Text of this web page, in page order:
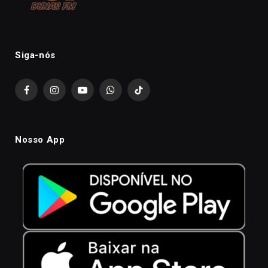
Siga-nós
FacebookInstagramYouTubeWhatsAppTikTok
Nosso App